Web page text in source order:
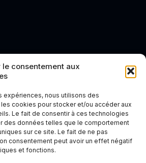
le consentement aux
expériences, nous utilisons des
cookies pour stocker et/ou accéder aux
Le fait de consentir à ces technologies
des données telles que le comportement
sur ce site. Le fait de ne pas
consentement peut avoir un effet négatif
et fonctions.